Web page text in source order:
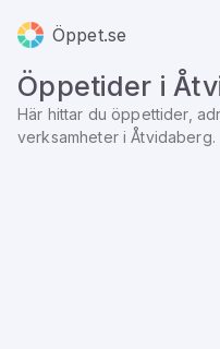
Öppet.se
Öppetider i
Här hittar du öppettider,
verksamheter iÅtvidaberg.